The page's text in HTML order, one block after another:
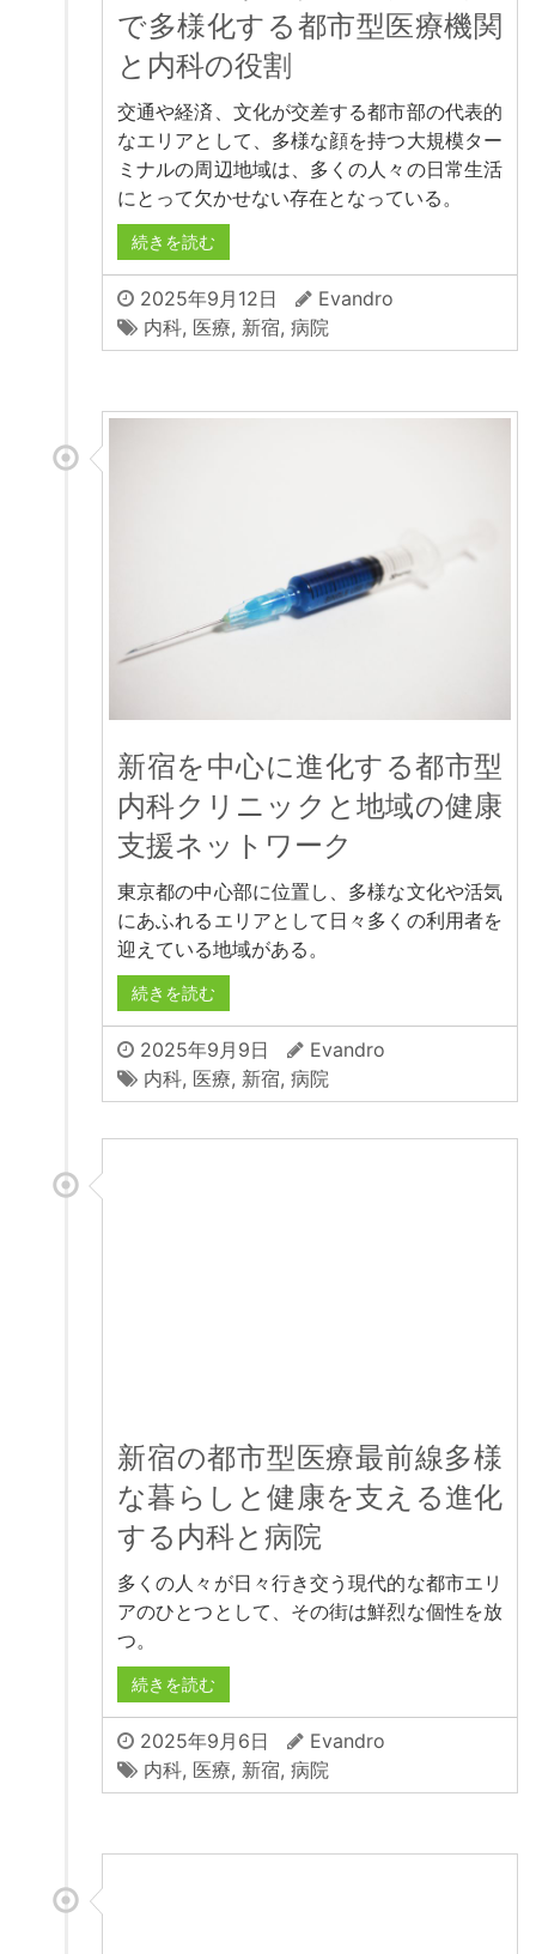
で多様化する都市型医療機関
と内科の役割
交通や経済、文化が交差する都市部の代表的
なエリアとして、多様な顔を持つ大規模ター
ミナルの周辺地域は、多くの人々の日常生活
にとって欠かせない存在となっている。
続きを読む
2025年9月12日
Evandro
内科, 医療, 新宿, 病院
新宿を中心に進化する都市型
内科クリニックと地域の健康
支援ネットワーク
東京都の中心部に位置し、多様な文化や活気
にあふれるエリアとして日々多くの利用者を
迎えている地域がある。
続きを読む
2025年9月9日
Evandro
内科, 医療, 新宿, 病院
新宿の都市型医療最前線多様
な暮らしと健康を支える進化
する内科と病院
多くの人々が日々行き交う現代的な都市エリ
アのひとつとして、その街は鮮烈な個性を放
つ。
続きを読む
2025年9月6日
Evandro
内科, 医療, 新宿, 病院